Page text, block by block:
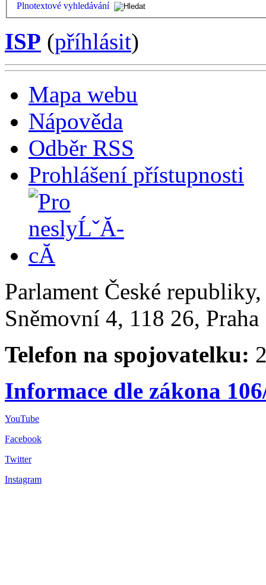
Plnotextové vyhledávání
ISP (příhlásit)
Mapa webu
Nápověda
Odběr RSS
Prohlášení přístupnosti
Parlament České
Sněmovní 4, 118 26,
Telefon na spojovatelku:
Informace dle zákona
YouTube
Facebook
Twitter
Instagram